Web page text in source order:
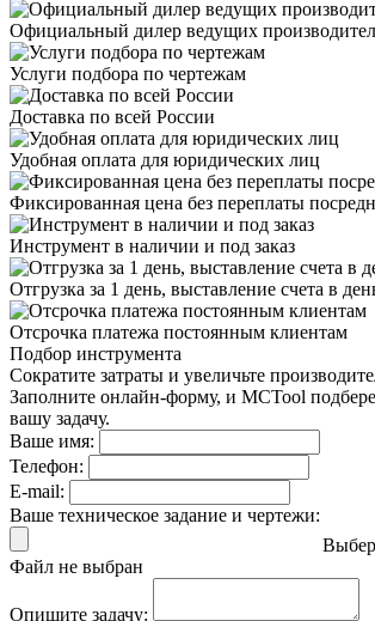
Официальный дилер ведущих
Услуги подбора по чертежам
Доставка по всей России
Удобная оплата для юридических лиц
Фиксированная цена без переплаты
Инструмент в наличии и под заказ
Отгрузка за 1 день, выставление счета в
Отсрочка платежа постоянным клиентам
Подбор инструмента
Сократите затраты и увеличьте
Заполните онлайн-форму, и MCTool
вашу задачу.
Ваше имя:
Телефон:
E-mail:
Ваше техническое задание и чертежи:
Файл не выбран
Опишите задачу: